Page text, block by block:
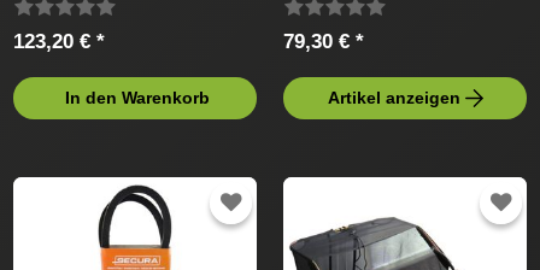
123,20 € *
In den Warenkorb
79,30 € *
Artikel anzeigen